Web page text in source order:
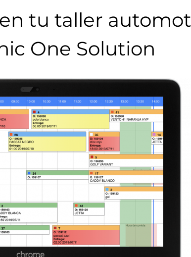
tu taller
One Solution